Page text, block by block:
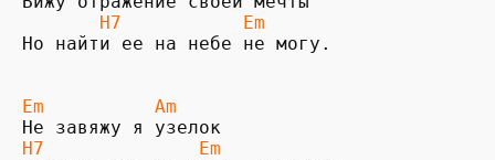
H7           Em
Но найти ее на небе не могу.
Em          Am
H7              Em